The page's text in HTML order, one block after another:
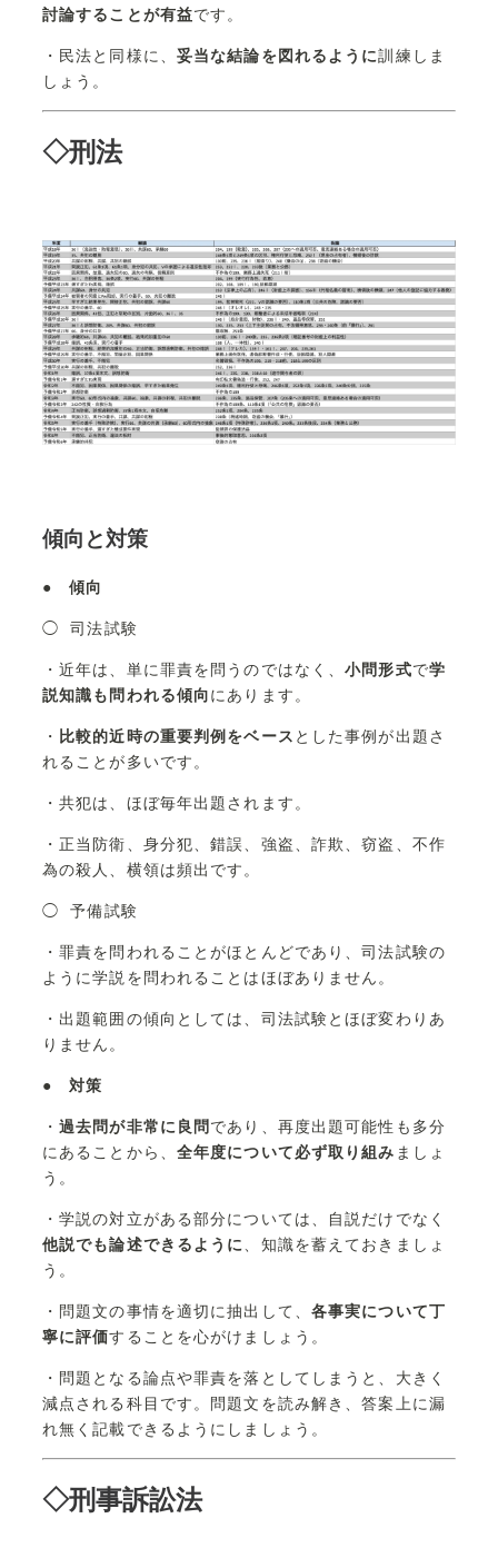
討論することが有益です。
・民法と同様に、 妥当な結論を図れるように訓練しま
しょう。
◇刑法
傾向と対策
●傾向
◯ 司法試験
・近年は、単に罪責を問うのではなく、小問形式で学
説知識も問われる傾向にあります。
・ 比較的近時の重要判例をベース とした事例が出題さ
れることが多いです。
・共犯は、ほぼ毎年出題されます。
・正当防衛、身分犯、錯誤、強盗、詐欺、窃盗、不作
為の殺人、横領は頻出です。
◯ 予備試験
・罪責を問われることがほとんどであり、司法試験の
ように学説を問われることはほぼありません。
・出題範囲の傾向としては、司法試験とほぼ変わりあ
りません。
●対策
・過去問が非常に良問 であり、再度出題可能性も多分
にあることから、 全年度について必ず取り組み ましょ
う。
・学説の対立がある部分については、自説だけでなく
他説でも論述できるように
、知識を蓄えておきましょ
う。
・問題文の事情を適切に抽出して、 各事実について丁
寧に評価することを心がけましょう。
・問題となる論点や罪責を落としてしまうと、大きく
減点される科目です。問題文を読み解き、答案上に漏
れ無く記載できるようにしましょう。
◇刑事訴訟法